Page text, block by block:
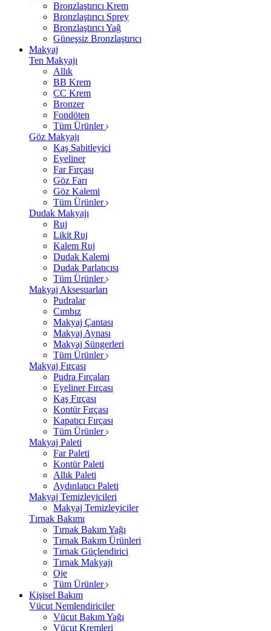
Bronzlaştırıcı Krem
Bronzlaştırıcı Sprey
Bronzlaştırıcı Yağ
Güneşsiz Bronzlaştırıcı
Makyaj
Ten Makyajı
Allık
BB Krem
CC Krem
Bronzer
Fondöten
Tüm Ürünler
Göz Makyajı
Kaş Sabitleyici
Eyeliner
Far Fırçası
Göz Farı
Göz Kalemi
Tüm Ürünler
Dudak Makyajı
Ruj
Likit Ruj
Kalem Ruj
Dudak Kalemi
Dudak Parlatıcısı
Tüm Ürünler
Makyaj Aksesuarları
Pudralar
Cımbız
Makyaj Çantası
Makyaj Aynası
Makyaj Süngerleri
Tüm Ürünler
Makyaj Fırçası
Pudra Fırçaları
Eyeliner Fırçası
Kaş Fırçası
Kontür Fırçası
Kapatıcı Fırçası
Tüm Ürünler
Makyaj Paleti
Far Paleti
Kontür Paleti
Allık Paleti
Aydınlatıcı Paleti
Makyaj Temizleyicileri
Makyaj Temizleyiciler
Tırnak Bakımı
Tırnak Bakım Yağı
Tırnak Bakım Ürünleri
Tırnak Güçlendirici
Tırnak Makyajı
Oje
Tüm Ürünler
Kişisel Bakım
Vücut Nemlendiriciler
Vücut Bakım Yağı
Vücut Kremleri